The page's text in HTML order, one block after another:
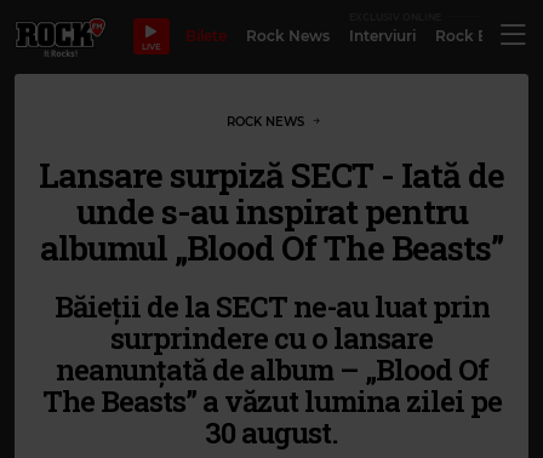
LIVE
Bilete Rock News Interviuri Rock
ROCK NEWS
Lansare surpiză SECT - Iată de
unde s-au inspirat pentru
albumul „Blood Of The Beasts”
Băieții de la SECT ne-au luat prin
surprindere cu o lansare
neanunțată de album – „Blood Of
The Beasts” a văzut lumina zilei pe
30 august.